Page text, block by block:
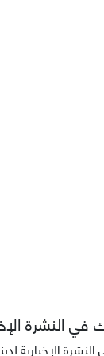
في النشرة
الإخبارية